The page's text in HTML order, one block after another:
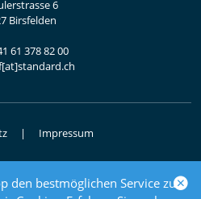
den bestmöglichen Service zu
6
Birsfelden
61 378 82 00
Impressum